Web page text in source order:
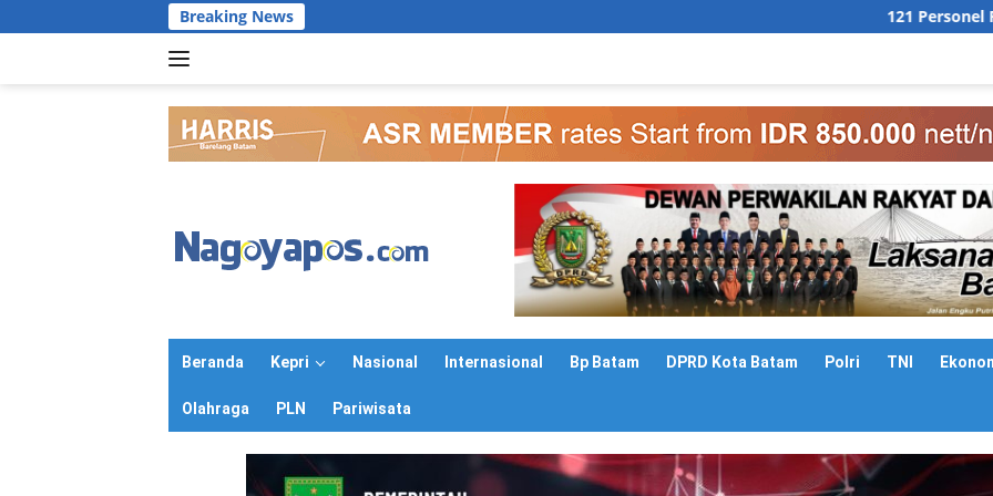
ke
Breaking News 121 Personel Polresta
Beranda Kepri Nasional Internasional Bp Batam DPRD Kota Batam Polri TNI
Olahraga PLN Pariwisata